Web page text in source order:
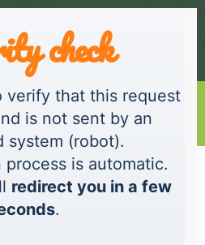
voeux "
check
verify that this request
is not sent by an
system (robot).
is automatic.
redirect you in a few
.